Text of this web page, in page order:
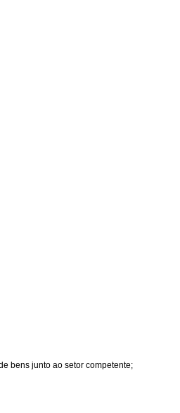
bens junto ao setor competente;